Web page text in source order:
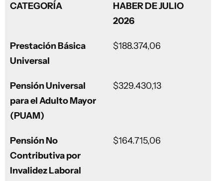
CATEGORÍA
HABER DE JULIO
2026
Prestación Básica
Universal
$188.374,06
Pensión Universal
para el Adulto Mayor
(PUAM)
$329.430,13
Pensión No
Contributiva por
Invalidez Laboral
$164.715,06